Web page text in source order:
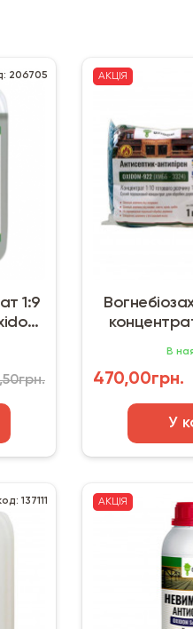
206705
1:9
АКЦІЯ
В
470,00грн.
У
137111 АКЦІЯ